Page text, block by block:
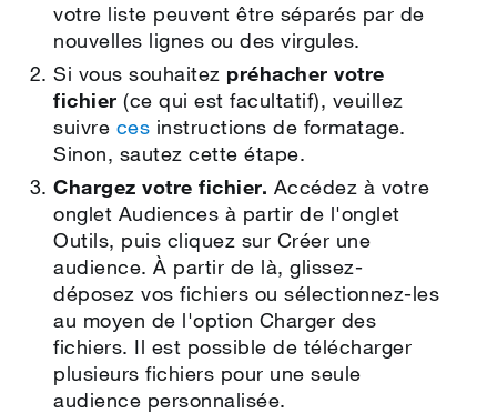
votre liste peuvent être séparés par de
nouvelles lignes ou des virgules.
Si vous souhaitez préhacher votre
fichier (ce qui est facultatif), veuillez
suivre ces instructions de formatage.
Sinon, sautez cette étape.
Chargez votre fichier. Accédez à votre
onglet Audiences à partir de l'onglet
Outils, puis cliquez sur Créer une
audience. À partir de là, glissez-
déposez vos fichiers ou sélectionnez-les
au moyen de l'option Charger des
fichiers. Il est possible de télécharger
plusieurs fichiers pour une seule
audience personnalisée.